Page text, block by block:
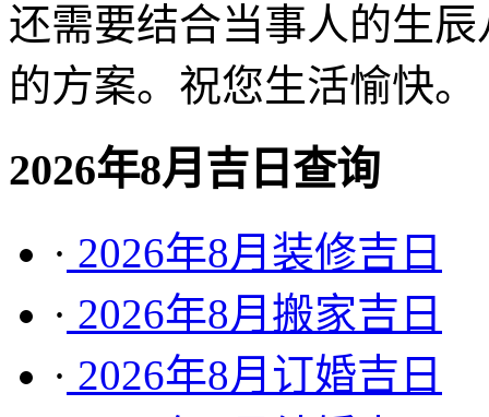
还需要结合当事人的生
的方案。祝您生活愉快。
2026年8月吉日查询
· 2026年8月装修吉日
· 2026年8月搬家吉日
· 2026年8月订婚吉日